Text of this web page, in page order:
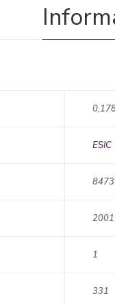
ESIC
2001
1
331